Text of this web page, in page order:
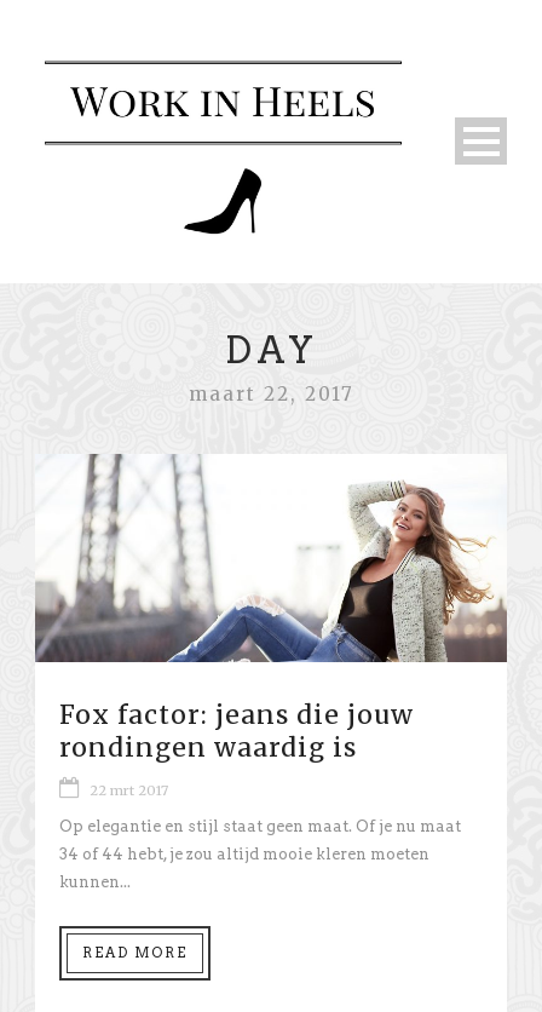
DAY
maart 22, 2017
Fox factor: jeans die jouw
rondingen waardig is
22 mrt 2017
Op elegantie en stijl staat geen maat. Of je nu maat
34 of 44 hebt, je zou altijd mooie kleren moeten
kunnen...
READ MORE